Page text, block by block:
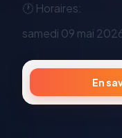
🕐 Horaires:
samedi 09 mai
En